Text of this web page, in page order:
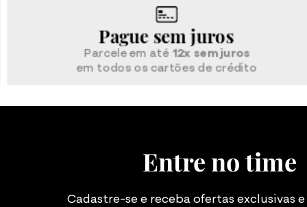
Pague sem juros
Parcele em até 12x sem juros
em todos os cartões de crédito
Entre no time
Cadastre-se e receba ofertas exclusivas